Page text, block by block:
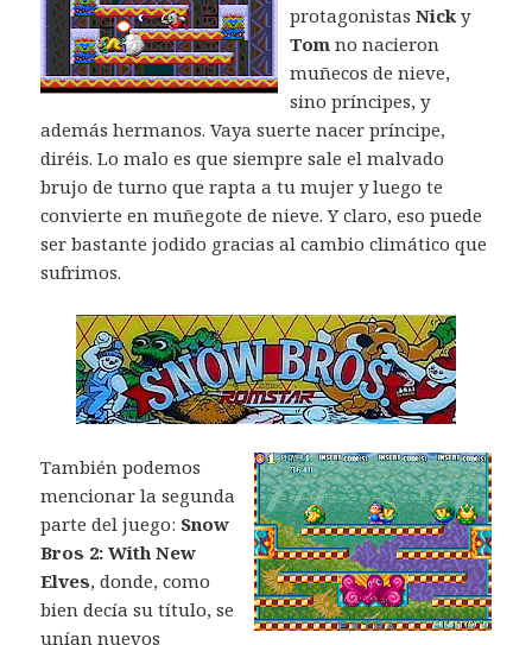
protagonistasNicky
Tom no nacieron
muñecos de nieve,
sino príncipes, y
además hermanos. Vaya suerte nacer príncipe,
diréis. Lo malo es que siempre sale el malvado
brujo de turno que rapta a tu mujer y luego te
convierte en muñegote de nieve. Y claro, eso puede
ser bastante jodido gracias al cambio climático que
sufrimos.
También podemos
mencionar la segunda
parte del juego: Snow
Bros 2: With New
Elves, donde, como
bien decía su título, se
unían nuevos